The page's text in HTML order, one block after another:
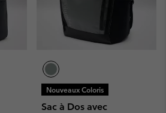
Nouveaux Coloris
Sac à Dos avec